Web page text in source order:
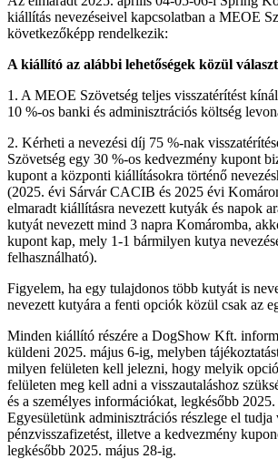
kiállítás nevezéseivel kapcsolatban a MEOE
következőképp rendelkezik:
A kiállító az alábbi lehetőségek közül
1. A MEOE Szövetség teljes visszatérítést
10 %-os banki és adminisztrációs költség
2. Kérheti a nevezési díj 75 %-nak
Szövetség egy 30 %-os kedvezmény kupont
kupont a központi kiállításokra történő
(2025. évi Sárvár CACIB és 2025 évi
elmaradt kiállításra nevezett kutyák és napok
kutyát nevezett mind 3 napra Komáromba,
kupont kap, mely 1-1 bármilyen kutya
felhasználható).
Figyelem, ha egy tulajdonos több kutyát is
nevezett kutyára a fenti opciók közül csak az
Minden kiállító részére a DogShow Kft.
küldeni 2025. május 6-ig, melyben
milyen felületen kell jelezni, hogy melyik
felületen meg kell adni a visszautaláshoz
és a személyes információkat, legkésőbb
Egyesületünk adminisztrációs részlege el tudja
pénzvisszafizetést, illetve a kedvezmény
legkésőbb 2025. május 28-ig.